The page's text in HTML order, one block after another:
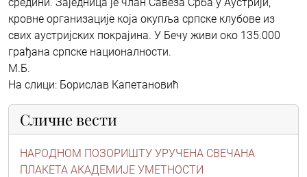
кровне организације која окупља српске клубове из
свих аустријских покрајина. У Бечу живи око 135.000
грађана српске националности.
М.Б.
На слици: Борислав Капетановић
Сличне вести
НАРОДНОМ ПОЗОРИШТУ УРУЧЕНА СВЕЧАНА
ПЛАКЕТА АКАДЕМИЈЕ УМЕТНОСТИ